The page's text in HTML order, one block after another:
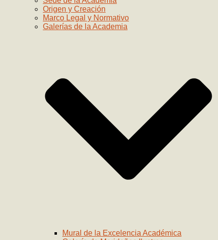
Origen y Creación
Marco Legal y Normativo
Galerías de la Academia
Mural de la Excelencia Académica